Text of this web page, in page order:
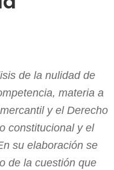
de la nulidad de
materia a
y el Derecho
constitucional y el
su elaboración se
de la cuestión que